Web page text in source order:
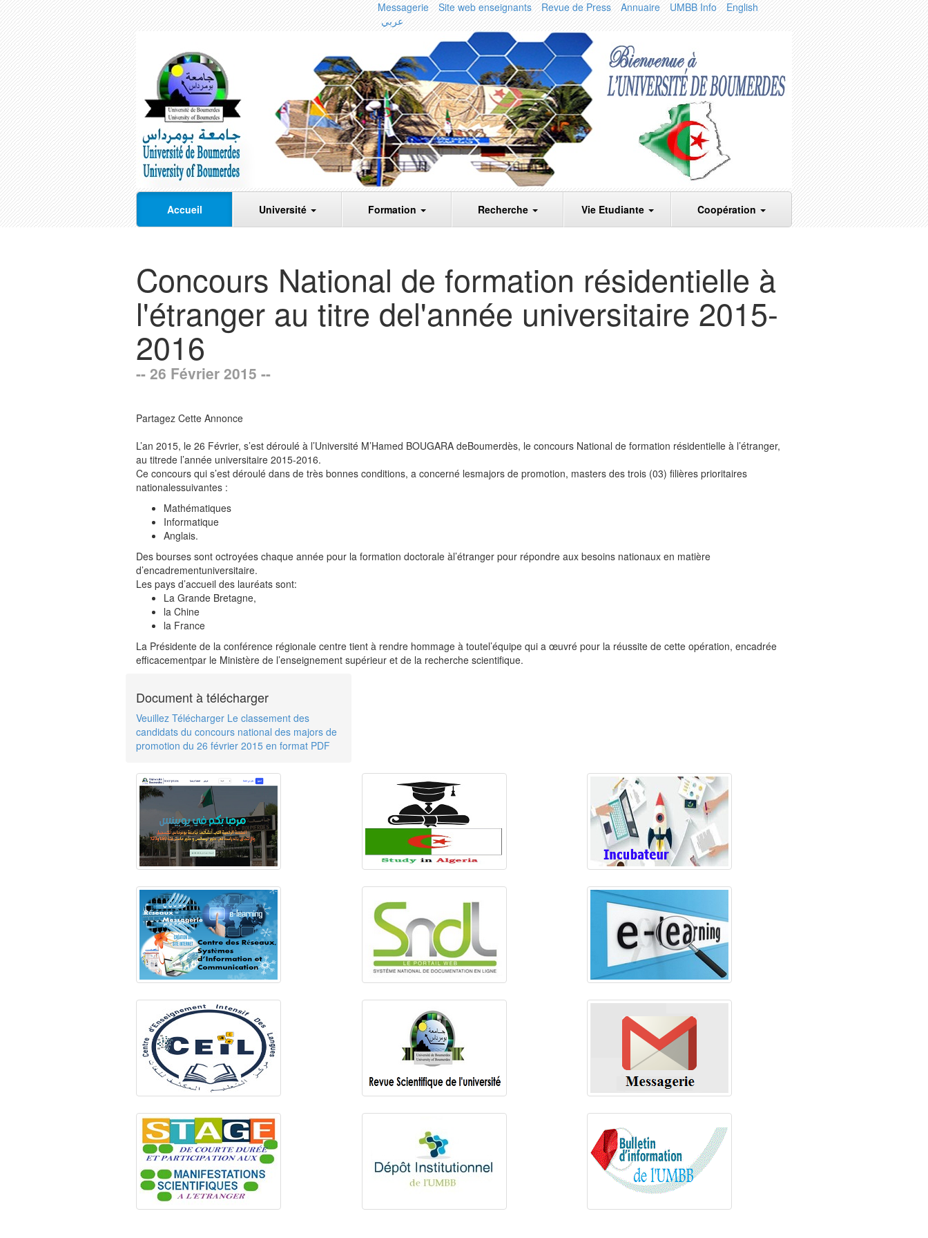
Messagerie Site web enseignants Revue de Press Annuaire UMBB Info
English
عربي
Accueil Université Formation Recherche Vie Etudiante Coopération
Concours National de formation résidentielle à
l'étranger au titre del'année universitaire 2015-
2016
-- 26 Février 2015 --
Partagez Cette Annonce
L’an 2015, le 26 Février, s’est déroulé à l’Université M’Hamed BOUGARA deBoumerdès, le concours National de formation résidentielle à l’étranger,
au titrede l’année universitaire 2015-2016.
Ce concours qui s’est déroulé dans de très bonnes conditions, a concerné lesmajors de promotion, masters des trois (03) filières prioritaires
nationalessuivantes :
Mathématiques
Informatique
Anglais.
Des bourses sont octroyées chaque année pour la formation doctorale àl’étranger pour répondre aux besoins nationaux en matière
d’encadrementuniversitaire.
Les pays d’accueil des lauréats sont:
La Grande Bretagne,
la Chine
la France
La Présidente de la conférence régionale centre tient à rendre hommage à toutel’équipe qui a œuvré pour la réussite de cette opération, encadrée
efficacementpar le Ministère de l’enseignement supérieur et de la recherche scientifique.
Document à télécharger
Veuillez Télécharger Le classement des
candidats du concours national des majors de
promotion du 26 février 2015 en format PDF